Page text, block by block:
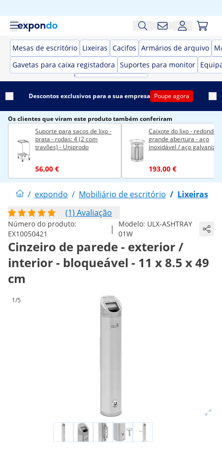
Mesas de escritório Lixeiras Cacifos Armários de arquivo
Gavetas para caixa registadora Suportes para monitor
Descontos exclusivos para a sua empresa Poupe agora
Os clientes que viram este produto também conferiram
Suporte para sacos de lixo -
prata - rodas: 4 (2 com
travões) - Uniprodo
56,00 €
Caixote do lixo - redondo -
grande abertura - aço
inoxidável / aço
193,00 €
/ expondo / Mobiliário de escritório / Lixeiras
(1) Avaliação
Número do produto:
EX10050421
| Modelo: ULX-ASHTRAY
01W
Cinzeiro de parede - exterior /
interior - bloqueável - 11 x 8.5 x 49
cm
1/5